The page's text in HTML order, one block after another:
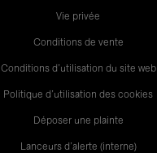
Vie privée
Conditions de vente
Conditions d'utilisation du site web
Politique d'utilisation des cookies
Déposer une plainte
Lanceurs d’alerte (interne)